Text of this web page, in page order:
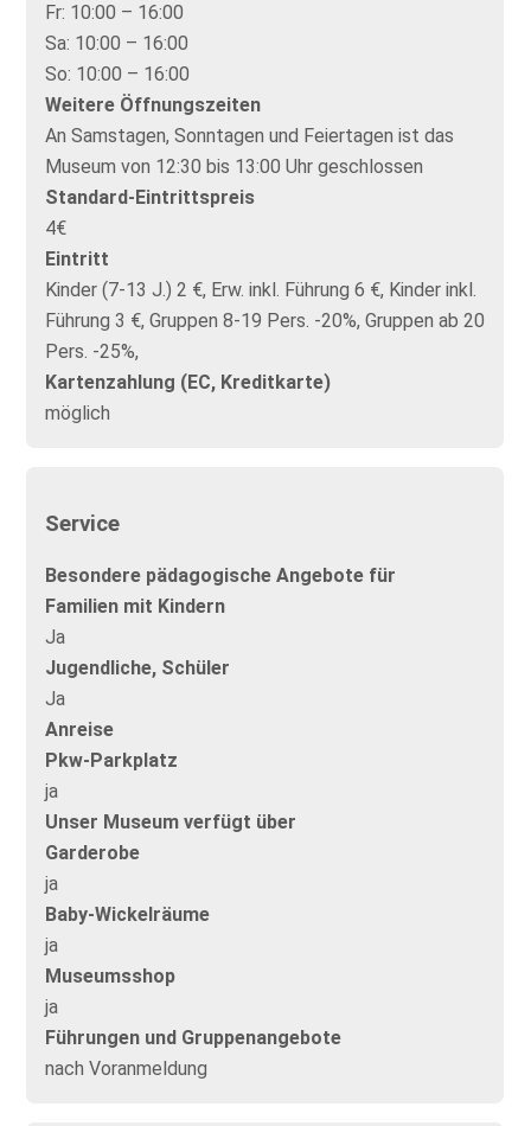
Fr: 10:00 – 16:00
Sa: 10:00 – 16:00
So: 10:00 – 16:00
Weitere Öffnungszeiten
An Samstagen, Sonntagen und Feiertagen ist das
Museum von 12:30 bis 13:00 Uhr geschlossen
Standard-Eintrittspreis
4€
Eintritt
Kinder (7-13 J.) 2 €, Erw. inkl. Führung 6 €, Kinder inkl.
Führung 3 €, Gruppen 8-19 Pers. -20%, Gruppen ab 20
Pers. -25%,
Kartenzahlung (EC, Kreditkarte)
möglich
Service
Besondere pädagogische Angebote für
Familien mit Kindern
Ja
Jugendliche, Schüler
Ja
Anreise
Pkw-Parkplatz
ja
Unser Museum verfügt über
Garderobe
ja
Baby-Wickelräume
ja
Museumsshop
ja
Führungen und Gruppenangebote
nach Voranmeldung